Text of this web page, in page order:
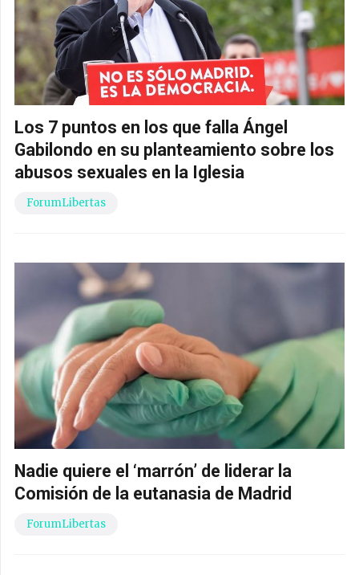
Los 7 puntos en los que falla Ángel
Gabilondo en su planteamiento sobre los
abusos sexuales en la Iglesia
ForumLibertas
Nadie quiere el ‘marrón’ de liderar la
Comisión de la eutanasia de Madrid
ForumLibertas